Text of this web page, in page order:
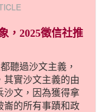
，2025徵信社推
聽過沙文主義，
其實沙文主義的由
沙文，因為獲得拿
崙的所有事蹟和政